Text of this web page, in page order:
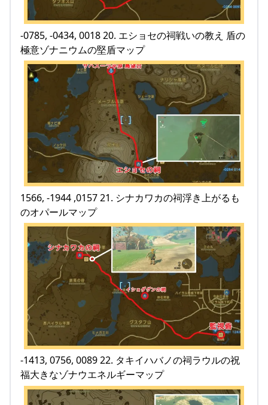
-0785, -0434, 0018 20. エショセの祠戦いの教え 盾の
極意ゾナニウムの堅盾マップ
1566, -1944 ,0157 21. シナカワカの祠浮き上がるも
のオパールマップ
-1413, 0756, 0089 22. タキイハバノの祠ラウルの祝
福大きなゾナウエネルギーマップ